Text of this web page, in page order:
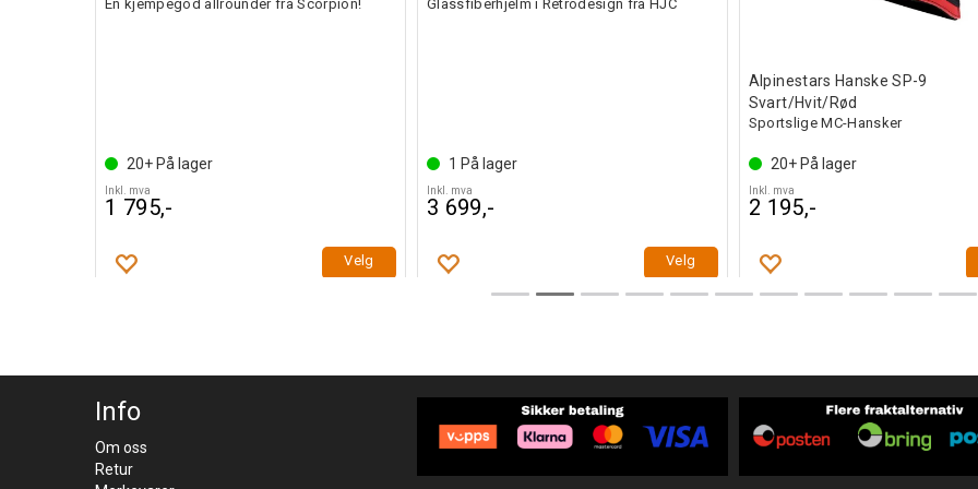
En kjempegod allrounder fra Scorpion!
20+ På lager
Inkl. mva
1 795,-
Velg
Glassfiberhjelm i Retrodesign fra HJC
1 På lager
Inkl. mva
3 699,-
Velg
Alpinestars Hanske SP-9
Svart/Hvit/Rød
Sportslige MC-Hansker
20+På lager
Inkl. mva
2 195,-
Info
Om oss
Retur